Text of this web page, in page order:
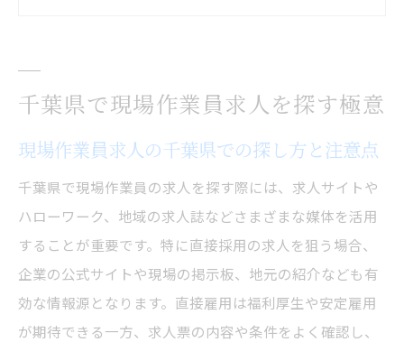
千葉県現場作業員求人の特徴と傾向を知る
直接採用で実現する安定収入の秘密
利な理由
現場作業員求人で選ぶべき直接採用企業の
特徴
千葉県で現場作業員求人を探す極意
現場作業員求人の千葉県での探し方と注意点
千葉県で現場作業員の求人を探す際には、求人サイトや
ハローワーク、地域の求人誌などさまざまな媒体を活用
することが重要です。特に直接採用の求人を狙う場合、
企業の公式サイトや現場の掲示板、地元の紹介なども有
効な情報源となります。直接雇用は福利厚生や安定雇用
が期待できる一方、求人票の内容や条件をよく確認し、